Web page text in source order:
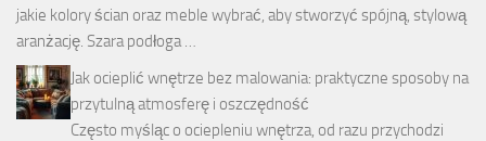
jakie kolory ścian oraz meble wybrać, aby stworzyć spójną, stylową
aranżację. Szara podłoga …
Jak ocieplić wnętrze bez malowania: praktyczne sposoby na
przytulną atmosferę i oszczędność
Często myśląc o ociepleniu wnętrza, od razu przychodzi